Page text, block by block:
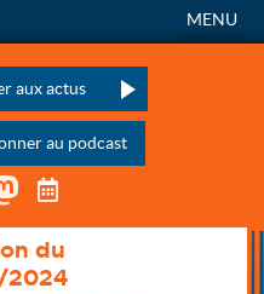
à vous !de radio
MENU
aux actus
ce champ vide :
Mastodon
au podcast
du